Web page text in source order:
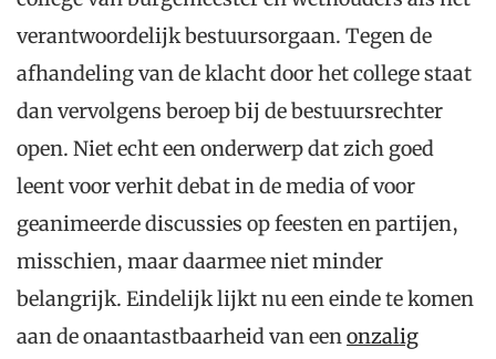
verantwoordelijk bestuursorgaan. Tegen de
afhandeling van de klacht door het college staat
dan vervolgens beroep bij de bestuursrechter
open. Niet echt een onderwerp dat zich goed
leent voor verhit debat in de media of voor
geanimeerde discussies op feesten en partijen,
misschien, maar daarmee niet minder
belangrijk. Eindelijk lijkt nu een einde te komen
aan de onaantastbaarheid van een onzalig